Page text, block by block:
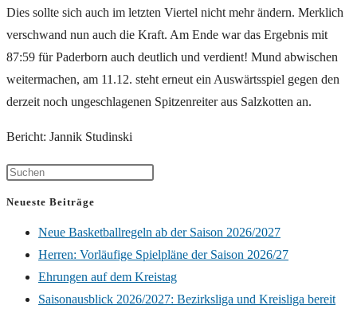
Dies sollte sich auch im letzten Viertel nicht mehr ändern. Merklich
verschwand nun auch die Kraft. Am Ende war das Ergebnis mit
87:59 für Paderborn auch deutlich und verdient! Mund abwischen
weitermachen, am 11.12. steht erneut ein Auswärtsspiel gegen den
derzeit noch ungeschlagenen Spitzenreiter aus Salzkotten an.
Bericht: Jannik Studinski
Neueste Beiträge
Neue Basketballregeln ab der Saison 2026/2027
Herren: Vorläufige Spielpläne der Saison 2026/27
Ehrungen auf dem Kreistag
Saisonausblick 2026/2027: Bezirksliga und Kreisliga bereit